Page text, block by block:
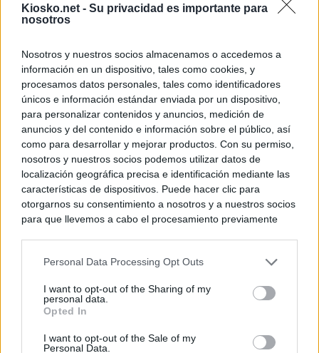
Kiosko.net - Su privacidad es importante para
nosotros
Nosotros y nuestros socios almacenamos o accedemos a
información en un dispositivo, tales como cookies, y
procesamos datos personales, tales como identificadores
únicos e información estándar enviada por un dispositivo,
para personalizar contenidos y anuncios, medición de
anuncios y del contenido e información sobre el público, así
como para desarrollar y mejorar productos. Con su permiso,
nosotros y nuestros socios podemos utilizar datos de
localización geográfica precisa e identificación mediante las
características de dispositivos. Puede hacer clic para
otorgarnos su consentimiento a nosotros y a nuestros socios
para que llevemos a cabo el procesamiento previamente
negar su consentimiento. Tenga en cuenta que algún
de su consentimiento, pero usted tiene el derecho de
rechazar tal procesamiento. Sus preferencias se aplicarán
cualquier momento entrando de nuevo en este sitio web o
Personal Data Processing Opt Outs
I want to opt-out of the Sharing of my
personal data.
Opted In
I want to opt-out of the Sale of my
Personal Data.